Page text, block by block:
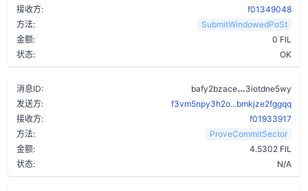
接收方:
f01349048
方法:
SubmitWindowedPoSt
金额:
0 FIL
状态:
OK
消息ID: bafy2bzace
3iotdne5wy
发送方:
f3vm5npy3h2o...bmkjze2fggqq
接收方:
f01933917
方法:
ProveCommitSector
金额:
4.5302 FIL
状态:
N/A